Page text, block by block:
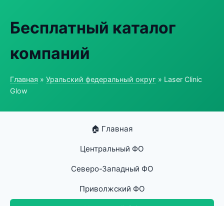
Бесплатный каталог
компаний
Главная » Уральский федеральный округ » Laser Clinic
Glow
🏠 Главная
Центральный ФО
Северо-Западный ФО
Приволжский ФО